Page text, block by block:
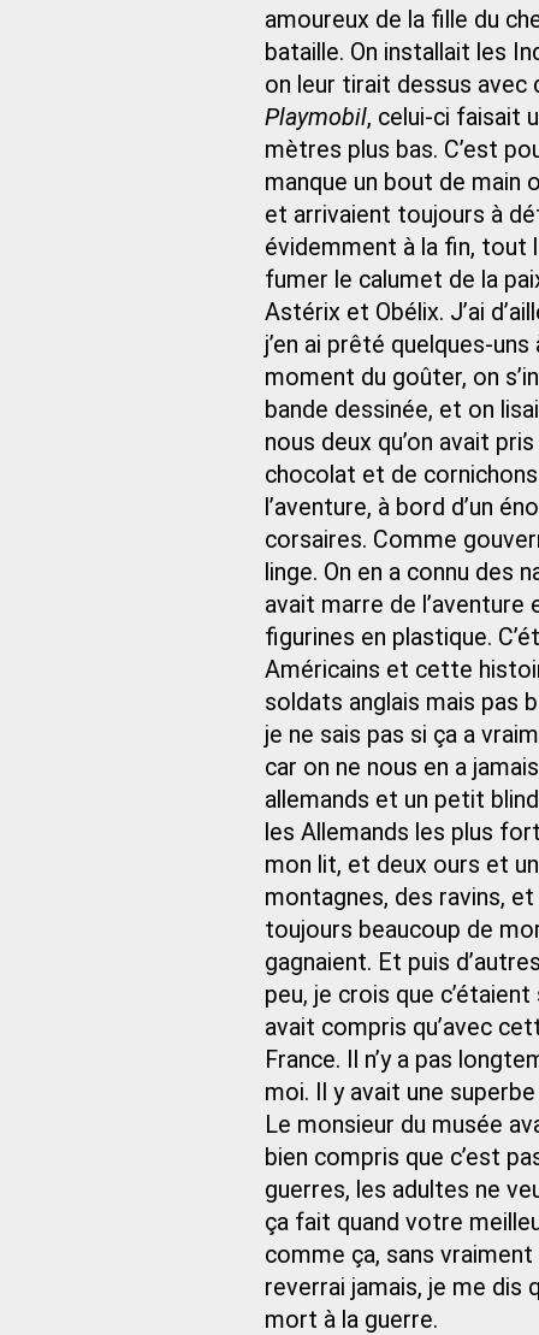
amoureux de la fille du
bataille. On installait les
on leur tirait dessus avec
Playmobil, celui-ci faisait
mètres plus bas. C’est
manque un bout de main
et arrivaient toujours à
évidemment à la fin, tout
fumer le calumet de la
Astérix et Obélix. J’ai
j’en ai prêté quelques-
moment du goûter, on
bande dessinée, et on
nous deux qu’on avait
chocolat et de
l’aventure, à bord d’un
corsaires. Comme
linge. On en a connu des
avait marre de l’aventure
figurines en plastique.
Américains et cette
soldats anglais mais pas
je ne sais pas si ça a
car on ne nous en a
allemands et un petit
les Allemands les plus
mon lit, et deux ours et
montagnes, des ravins,
toujours beaucoup de
gagnaient. Et puis
peu, je crois que
avait compris qu’avec
France. Il n’y a pas
moi. Il y avait une
Le monsieur du musée
bien compris que c’est
guerres, les adultes ne
ça fait quand votre
comme ça, sans
reverrai jamais, je me dis
mort à la guerre.